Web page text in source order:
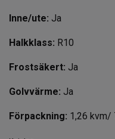
Inne/ute: Ja
Halkklass: R10
Frostsäkert: Ja
Golvvärme: Ja
Förpackning: 1,26 kvm/